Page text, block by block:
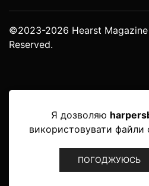
Я дозволяю
використовувати файли
ПОГОДЖУЮСЬ
©2023-2026 Hearst Magazine
Reserved.